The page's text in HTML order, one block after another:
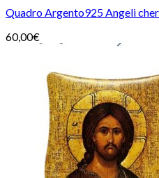
Quadro Argento925 Angeli
60,00€